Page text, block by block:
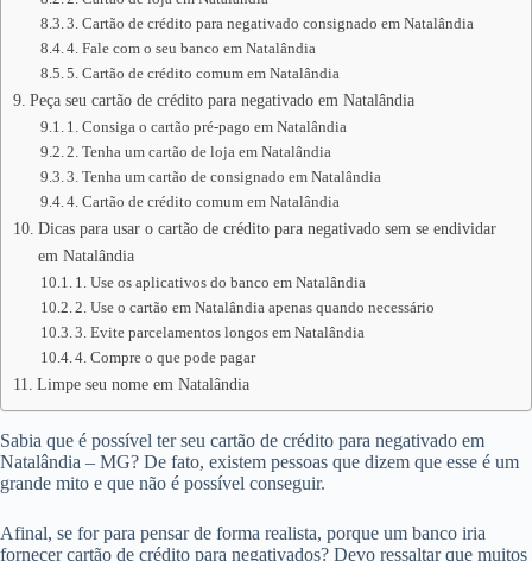
3. Cartão de crédito para negativado consignado em Natalândia
4. Fale com o seu banco em Natalândia
5. Cartão de crédito comum em Natalândia
Peça seu cartão de crédito para negativado em Natalândia
1. Consiga o cartão pré-pago em Natalândia
2. Tenha um cartão de loja em Natalândia
3. Tenha um cartão de consignado em Natalândia
4. Cartão de crédito comum em Natalândia
Dicas para usar o cartão de crédito para negativado sem se endividar
em Natalândia
1. Use os aplicativos do banco em Natalândia
2. Use o cartão em Natalândia apenas quando necessário
3. Evite parcelamentos longos em Natalândia
4. Compre o que pode pagar
Limpe seu nome em Natalândia
Sabia que é possível ter seu cartão de crédito para negativado em
Natalândia – MG? De fato, existem pessoas que dizem que esse é um
grande mito e que não é possível conseguir.
Afinal, se for para pensar de forma realista, porque um banco iria
fornecer cartão de crédito para negativados? Devo ressaltar que muitos